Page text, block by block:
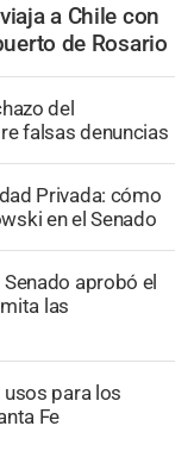
a Chile con
de Rosario
del
falsas denuncias
Privada: cómo
en el Senado
Senado aprobó el
las
para los
Fe